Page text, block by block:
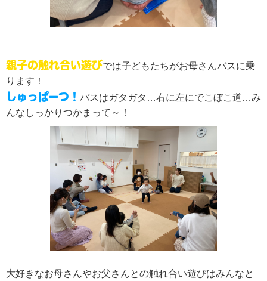
親子の触れ合い遊びでは子どもたちがお母さんバスに乗
ります！
しゅっぱーつ！ バスはガタガタ…右に左にでこぼこ道…み
んなしっかりつかまって～！
大好きなお母さんやお父さんとの触れ合い遊びはみんなと